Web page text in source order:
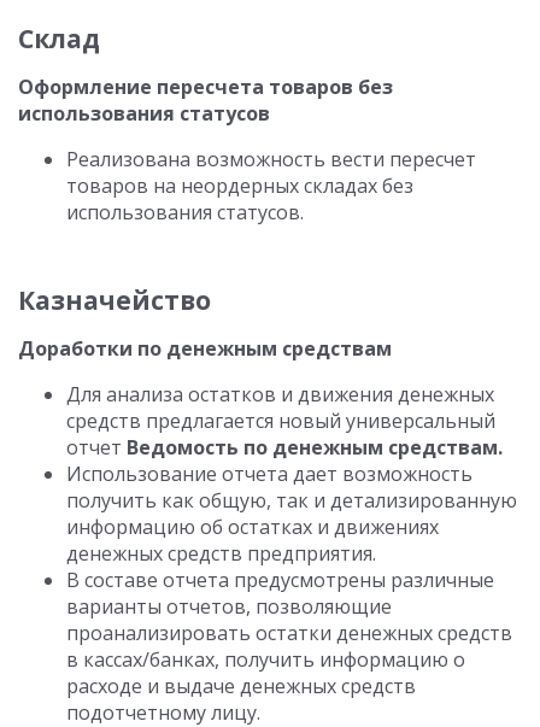
Склад
Оформление пересчета товаров без
использования статусов
Реализована возможность вести пересчет
товаров на неордерных складах без
использования статусов.
Казначейство
Доработки по денежным средствам
Для анализа остатков и движения денежных
средств предлагается новый универсальный
отчет Ведомость по денежным средствам.
Использование отчета дает возможность
получить как общую, так и детализированную
информацию об остатках и движениях
денежных средств предприятия.
В составе отчета предусмотрены различные
варианты отчетов, позволяющие
проанализировать остатки денежных средств
в кассах/банках, получить информацию о
расходе и выдаче денежных средств
подотчетному лицу.